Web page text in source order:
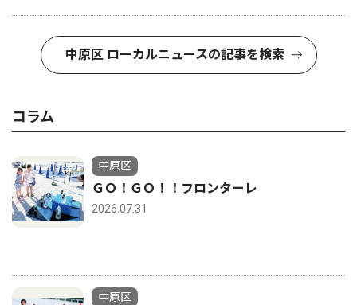
中原区 ローカルニュースの記事を検索
コラム
中原区
ＧＯ！ＧＯ！！フロンターレ
2026.07.31
中原区